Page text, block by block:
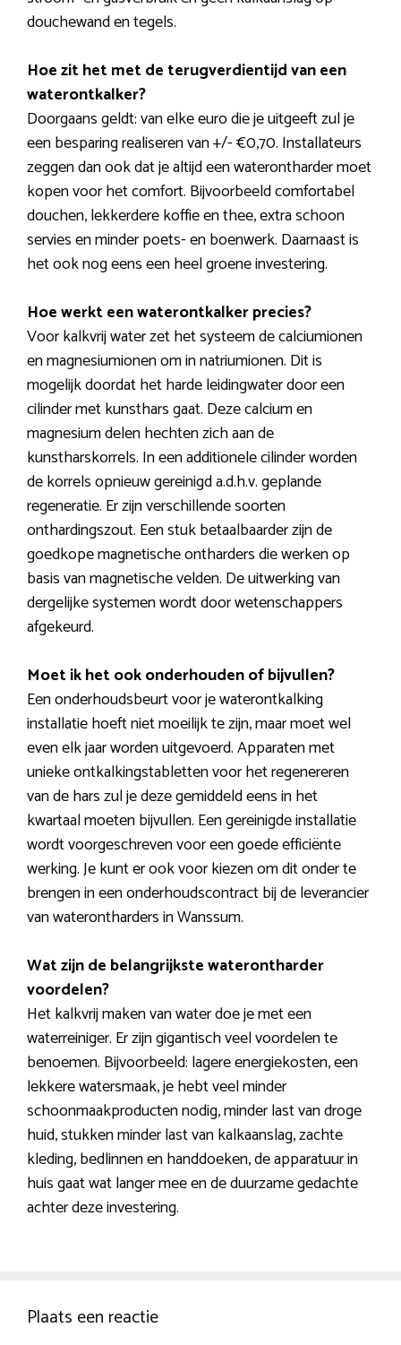
douchewand en tegels.
Hoe zit het met de terugverdientijd van een
waterontkalker?
Doorgaans geldt: van elke euro die je uitgeeft zul je
een besparing realiseren van +/- €0,70. Installateurs
zeggen dan ook dat je altijd een waterontharder moet
kopen voor het comfort. Bijvoorbeeld comfortabel
douchen, lekkerdere koffie en thee, extra schoon
servies en minder poets- en boenwerk. Daarnaast is
het ook nog eens een heel groene investering.
Hoe werkt een waterontkalker precies?
Voor kalkvrij water zet het systeem de calciumionen
en magnesiumionen om in natriumionen. Dit is
mogelijk doordat het harde leidingwater door een
cilinder met kunsthars gaat. Deze calcium en
magnesium delen hechten zich aan de
kunstharskorrels. In een additionele cilinder worden
de korrels opnieuw gereinigd a.d.h.v. geplande
regeneratie. Er zijn verschillende soorten
onthardingszout. Een stuk betaalbaarder zijn de
goedkope magnetische ontharders die werken op
basis van magnetische velden. De uitwerking van
dergelijke systemen wordt door wetenschappers
afgekeurd.
Moet ik het ook onderhouden of bijvullen?
Een onderhoudsbeurt voor je waterontkalking
installatie hoeft niet moeilijk te zijn, maar moet wel
even elk jaar worden uitgevoerd. Apparaten met
unieke ontkalkingstabletten voor het regenereren
van de hars zul je deze gemiddeld eens in het
kwartaal moeten bijvullen. Een gereinigde installatie
wordt voorgeschreven voor een goede efficiënte
werking. Je kunt er ook voor kiezen om dit onder te
brengen in een onderhoudscontract bij de leverancier
van waterontharders in Wanssum.
Wat zijn de belangrijkste waterontharder
voordelen?
Het kalkvrij maken van water doe je met een
waterreiniger. Er zijn gigantisch veel voordelen te
benoemen. Bijvoorbeeld: lagere energiekosten, een
lekkere watersmaak, je hebt veel minder
schoonmaakproducten nodig, minder last van droge
huid, stukken minder last van kalkaanslag, zachte
kleding, bedlinnen en handdoeken, de apparatuur in
huis gaat wat langer mee en de duurzame gedachte
achter deze investering.
Plaats een reactie